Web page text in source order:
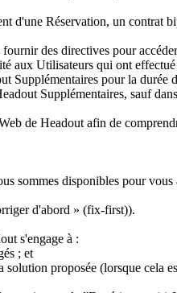
d'une Réservation, un contrat
des directives pour
aux Utilisateurs qui ont
Supplémentaires pour la durée
Supplémentaires, sauf
de Headout afin de
sommes disponibles pour
d'abord » (fix-first)).
s'engage à :
; et
proposée (lorsque cela